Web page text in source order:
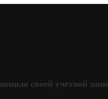
своей учетной